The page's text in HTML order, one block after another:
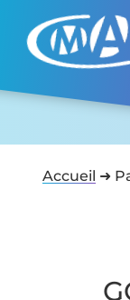
Accueil ➜